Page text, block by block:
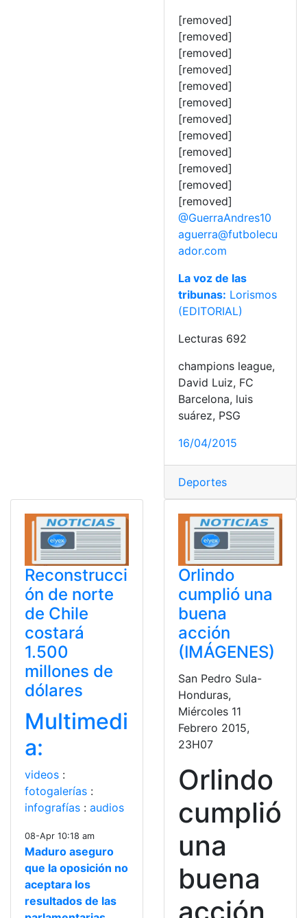
[removed]
[removed]
[removed]
[removed]
[removed]
[removed]
[removed]
[removed]
[removed]
[removed]
[removed]
[removed]
@GuerraAndres10
aguerra@futbolecu
ador.com
La voz de las
tribunas: Lorismos
(EDITORIAL)
Lecturas 692
champions league,
David Luiz, FC
Barcelona, luis
suárez, PSG
16/04/2015
Deportes
Reconstrucci
ón de norte
de Chile
costará
1.500
millones de
dólares
Multimedi
a:
videos :
fotogalerías :
infografías : audios
08-Apr 10:18 am
Maduro aseguro
que la oposición no
aceptara los
resultados de las
Orlindo
cumplió una
buena
acción
(IMÁGENES)
San Pedro Sula-
Honduras,
Miércoles 11
Febrero 2015,
23H07
Orlindo
cumplió
una
buena